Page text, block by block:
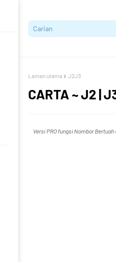
Laman utama J2J3
CARTA ~ J2 |
Versi PRO fungsi Nombor